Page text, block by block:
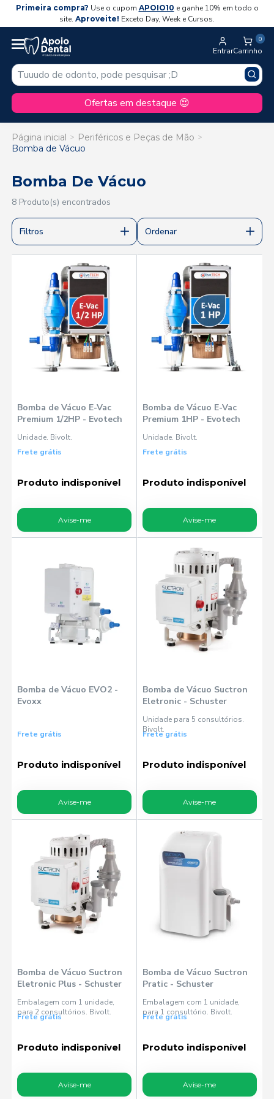
Primeira compra? Use o cupom APOIO10 e ganhe 10% em todo o
site. Aproveite! Exceto Day, Week e Cursos.
Entrar
0
Carrinho
Ofertas em destaque 😍
Página inicial
Periféricos e Peças de Mão
Bomba de Vácuo
Bomba De Vácuo
8 Produto(s) encontrados
Filtros Ordenar
Bomba de Vácuo E-Vac
Premium 1/2HP - Evotech
Unidade. Bivolt.
Frete grátis
Produto indisponível
Avise-me
Bomba de Vácuo E-Vac
Premium 1HP - Evotech
Unidade. Bivolt.
Frete grátis
Produto indisponível
Avise-me
Bomba de Vácuo EVO2 -
Evoxx
Frete grátis
Produto indisponível
Avise-me
Bomba de Vácuo Suctron
Eletronic - Schuster
Unidade para 5 consultórios.
Bivolt.
Frete grátis
Produto indisponível
Avise-me
Bomba de Vácuo Suctron
Eletronic Plus - Schuster
Embalagem com 1 unidade,
para 2 consultórios. Bivolt.
Frete grátis
Produto indisponível
Avise-me
Bomba de Vácuo Suctron
Pratic - Schuster
Embalagem com 1 unidade,
para 1 consultório. Bivolt.
Frete grátis
Produto indisponível
Avise-me